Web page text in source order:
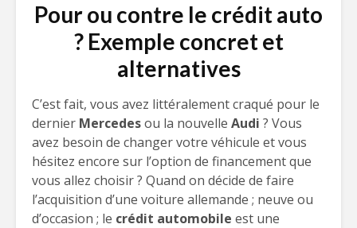
Pour ou contre le crédit auto
? Exemple concret et
alternatives
C’est fait, vous avez littéralement craqué pour le
dernier Mercedesou la nouvelle Audi ? Vous
avez besoin de changer votre véhicule et vous
hésitez encore sur l’option de financement que
vous allez choisir ? Quand on décide de faire
l’acquisition d’une voiture allemande ; neuve ou
d’occasion ; le crédit automobile est une